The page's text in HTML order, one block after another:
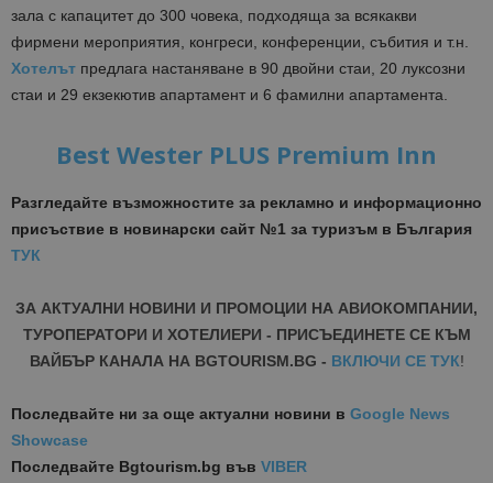
зала с капацитет до 300 човека, подходяща за всякакви
фирмени мероприятия, конгреси, конференции, събития и т.н.
Хотелът предлага настаняване в 90 двойни стаи, 20 луксозни
стаи и 29 eкзекютив апартамент и 6 фамилни апартамента.
Best Wester PLUS Premium Inn
Разгледайте възможностите за рекламно и информационно
присъствие в новинарски сайт №1 за туризъм в България
ТУК
ЗА АКТУАЛНИ НОВИНИ И ПРОМОЦИИ НА АВИОКОМПАНИИ,
ТУРОПЕРАТОРИ И ХОТЕЛИЕРИ - ПРИСЪЕДИНЕТЕ СЕ КЪМ
ВАЙБЪР КАНАЛА НА BGTOURISM.BG - ВКЛЮЧИ СЕ ТУК!
Последвайте ни за още актуални новини в Google News
Showcase
Последвайте Bgtourism.bg във VIBER